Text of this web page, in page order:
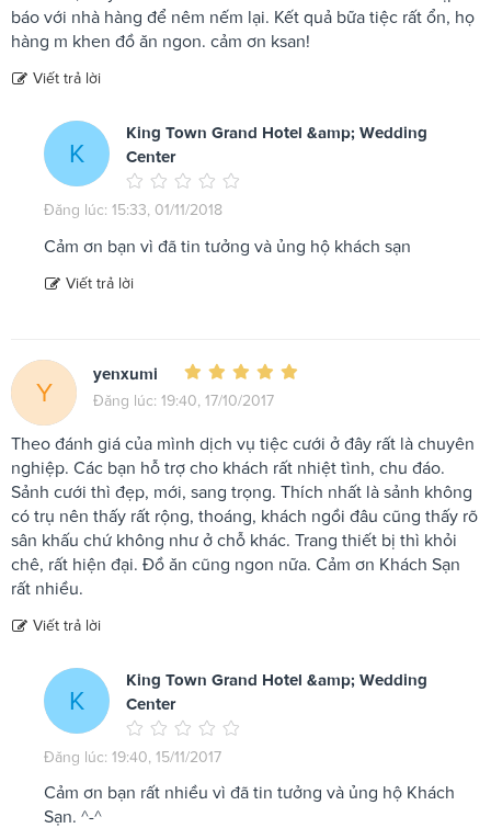
báo với nhà hàng để nêm nếm lại. Kết quả bữa tiệc rất ổn, họ
hàng m khen đồ ăn ngon. cảm ơn ksan!
Viết trả lời
K
King Town Grand Hotel &amp; Wedding
Center
Đăng lúc: 15:33, 01/11/2018
Cảm ơn bạn vì đã tin tưởng và ủng hộ khách sạn
Viết trả lời
Y
yenxumi
Đăng lúc: 19:40, 17/10/2017
Theo đánh giá của mình dịch vụ tiệc cưới ở đây rất là chuyên
nghiệp. Các bạn hỗ trợ cho khách rất nhiệt tình, chu đáo.
Sảnh cưới thì đẹp, mới, sang trọng. Thích nhất là sảnh không
có trụ nên thấy rất rộng, thoáng, khách ngồi đâu cũng thấy rõ
sân khấu chứ không như ở chỗ khác. Trang thiết bị thì khỏi
chê, rất hiện đại. Đồ ăn cũng ngon nữa. Cảm ơn Khách Sạn
rất nhiều.
Viết trả lời
K
King Town Grand Hotel &amp; Wedding
Center
Đăng lúc: 19:40, 15/11/2017
Cảm ơn bạn rất nhiều vì đã tin tưởng và ủng hộ Khách
Sạn. ^-^